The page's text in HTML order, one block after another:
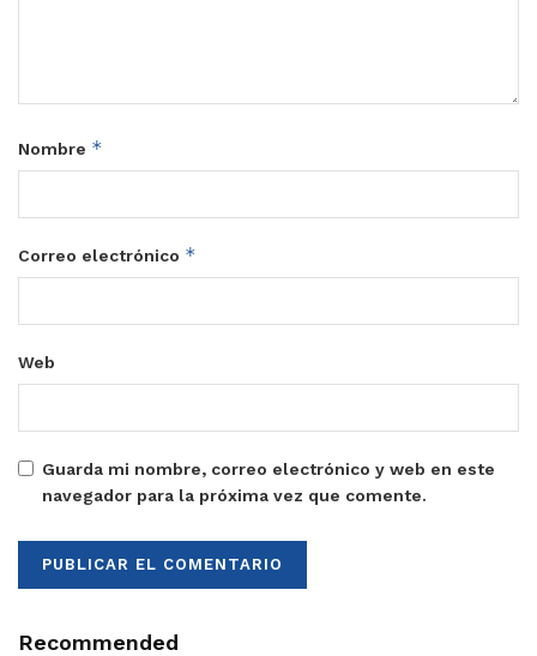
Nombre *
Correo electrónico *
Web
Guarda mi nombre, correo electrónico y web en este
navegador para la próxima vez que comente.
Recommended